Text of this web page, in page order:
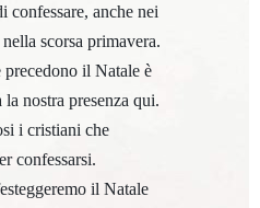
confessare, anche nei
scorsa primavera.
il Natale è
nostra presenza qui.
i cristiani che
confessarsi.
il Natale